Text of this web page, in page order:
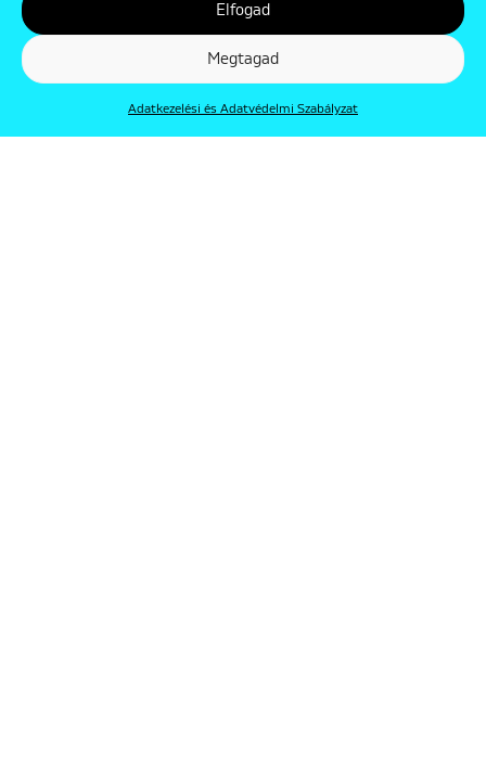
Elfogad
Megtagad
Adatkezelési és Adatvédelmi Szabályzat